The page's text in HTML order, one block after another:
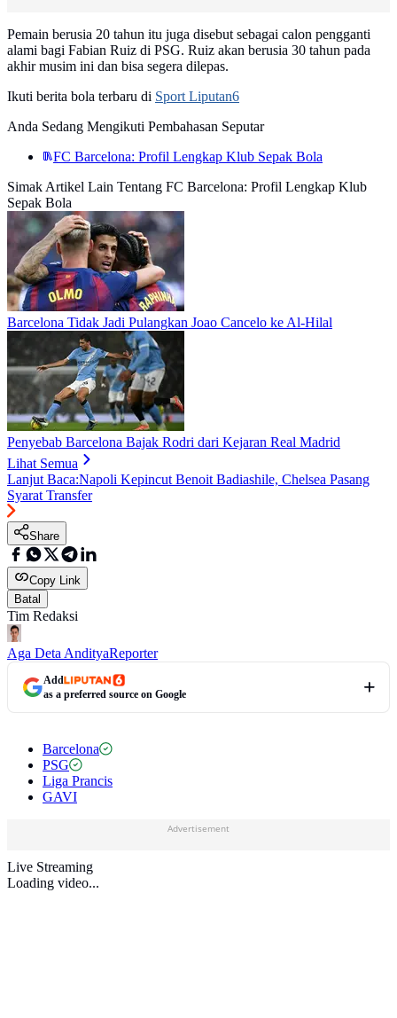
Pemain berusia 20 tahun itu juga disebut sebagai calon pengganti
alami bagi Fabian Ruiz di PSG. Ruiz akan berusia 30 tahun pada
akhir musim ini dan bisa segera dilepas.
Ikuti berita bola terbaru di Sport Liputan6
Anda Sedang Mengikuti Pembahasan Seputar
FC Barcelona: Profil Lengkap Klub Sepak Bola
Simak Artikel Lain Tentang FC Barcelona: Profil Lengkap Klub
Sepak Bola
Barcelona Tidak Jadi Pulangkan Joao Cancelo ke Al-Hilal
Penyebab Barcelona Bajak Rodri dari Kejaran Real Madrid
Lihat Semua
Lanjut Baca:Napoli Kepincut Benoit Badiashile, Chelsea Pasang
Syarat Transfer
Share
Copy Link
Batal
Tim Redaksi
Aga Deta AndityaReporter
Add
as a preferred source on Google
Barcelona
PSG
Liga Prancis
GAVI
Advertisement
Live Streaming
Loading video...